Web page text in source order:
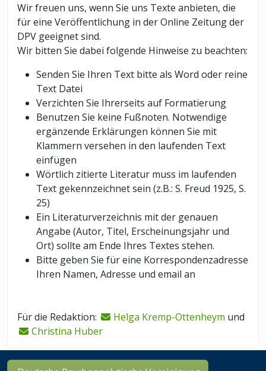
Wir freuen uns, wenn Sie uns Texte anbieten, die
für eine Veröffentlichung in der Online Zeitung der
DPV geeignet sind.
Wir bitten Sie dabei folgende Hinweise zu beachten:
Senden Sie Ihren Text bitte als Word oder reine
Text Datei
Verzichten Sie Ihrerseits auf Formatierung
Benutzen Sie keine Fußnoten. Notwendige
ergänzende Erklärungen können Sie mit
Klammern versehen in den laufenden Text
einfügen
Wörtlich zitierte Literatur muss im laufenden
Text gekennzeichnet sein (z.B.: S. Freud 1925, S.
25)
Ein Literaturverzeichnis mit der genauen
Angabe (Autor, Titel, Erscheinungsjahr und
Ort) sollte am Ende Ihres Textes stehen.
Bitte geben Sie für eine Korrespondenzadresse
Ihren Namen, Adresse und email an
Für die Redaktion: Helga Kremp-Ottenheym und
Christina Huber